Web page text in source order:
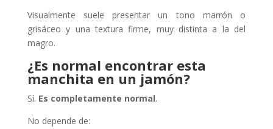
Visualmente suele presentar un tono marrón o
grisáceo y una textura firme, muy distinta a la del
magro.
¿Es normal encontrar esta
manchita en un jamón?
Sí. Es completamente normal.
No depende de: